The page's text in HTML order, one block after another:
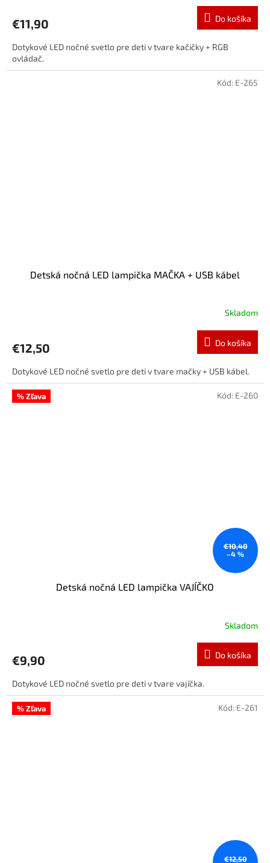
€11,90 Do košíka
Dotykové LED nočné svetlo pre deti v tvare kačičky + RGB
ovládač.
Detská nočná LED lampička MAČKA + USB kábel
Skladom
€12,50 Do košíka
Dotykové LED nočné svetlo pre deti v tvare mačky + USB kábel.
Kód: E-265
% Zľava
€10,40
–4 %
Detská nočná LED lampička VAJÍČKO
Skladom
€9,90 Do košíka
Dotykové LED nočné svetlo pre deti v tvare vajíčka.
Kód: E-260
% Zľava
€12,50
Kód: E-261